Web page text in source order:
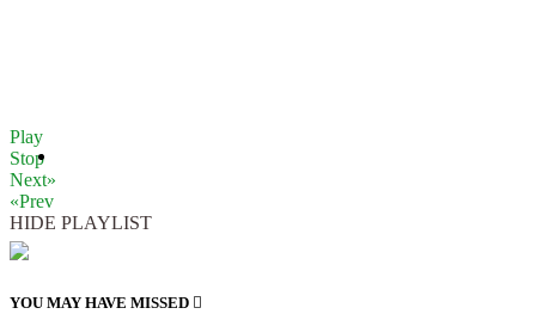
Play
Stop
Next»
«Prev
HIDE PLAYLIST
YOU MAY HAVE MISSED